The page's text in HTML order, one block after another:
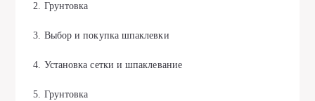
2. Грунтовка
3. Выбор и покупка шпаклевки
4. Установка сетки и шпаклевание
5. Грунтовка